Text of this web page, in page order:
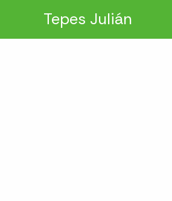
contenido
Tepes Julián